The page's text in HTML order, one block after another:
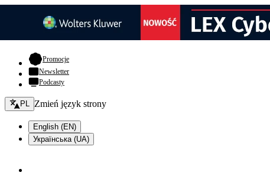
Promocje- otwiera się w nowej karcie
Newsletter
Podcasty
Zmień język - bieżący:
PL Zmień język strony
English (EN)
Українська (UA)